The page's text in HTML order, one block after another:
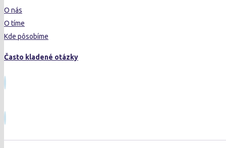
O nás
O tíme
Kde pôsobíme
Často kladené otázky